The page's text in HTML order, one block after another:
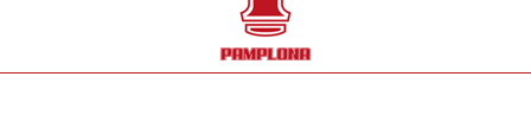
Noticias